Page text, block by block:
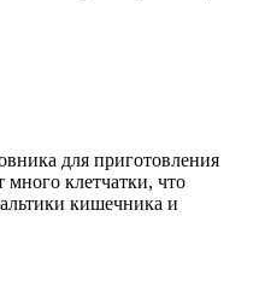
для приготовления
много клетчатки, что
кишечника и